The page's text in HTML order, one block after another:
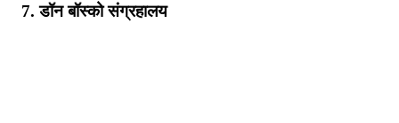
7. डॉन बॉस्को संग्रहालय